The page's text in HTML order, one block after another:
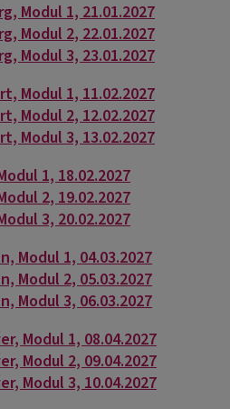
Modul 1, 21.01.2027
Modul 2, 22.01.2027
Modul 3, 23.01.2027
Modul 1, 11.02.2027
Modul 2, 12.02.2027
Modul 3, 13.02.2027
1, 18.02.2027
2, 19.02.2027
3, 20.02.2027
Modul 1, 04.03.2027
Modul 2, 05.03.2027
Modul 3, 06.03.2027
Modul 1, 08.04.2027
Modul 2, 09.04.2027
Modul 3, 10.04.2027